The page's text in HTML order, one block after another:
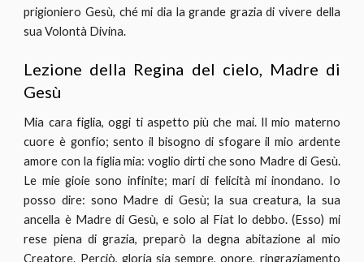
prigioniero Gesù, ché mi dia la grande grazia di vivere della
sua Volontà Divina.
Lezione della Regina del cielo, Madre di
Gesù
Mia cara figlia, oggi ti aspetto più che mai. Il mio materno
cuore è gonfio; sento il bisogno di sfogare il mio ardente
amore con la figlia mia: voglio dirti che sono Madre di Gesù.
Le mie gioie sono infinite; mari di felicità mi inondano. Io
posso dire: sono Madre di Gesù; la sua creatura, la sua
ancella è Madre di Gesù, e solo al Fiat lo debbo. (Esso) mi
rese piena di grazia, preparò la degna abitazione al mio
Creatore. Perciò, gloria sia sempre, onore, ringraziamento